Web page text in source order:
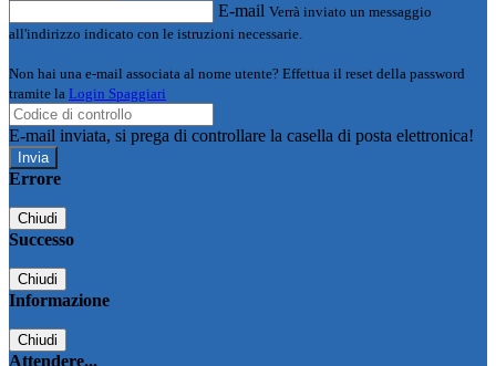
E-mail Verrà inviato un messaggio
all'indirizzo indicato con le istruzioni necessarie.
Non hai una e-mail associata al nome utente? Effettua il reset della password
tramite la Login Spaggiari
E-mail inviata, si prega di controllare la casella di posta elettronica!
Errore
Chiudi
Successo
Chiudi
Informazione
Chiudi
Attendere...